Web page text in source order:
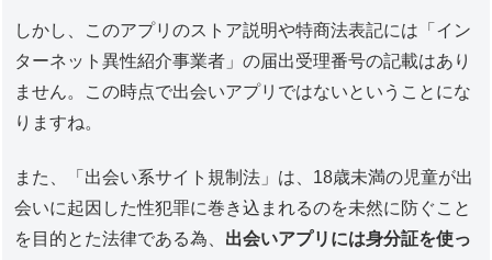
しかし、このアプリのストア説明や特商法表記には「イン
ターネット異性紹介事業者」の届出受理番号の記載はあり
ません。この時点で出会いアプリではないということにな
りますね。
また、「出会い系サイト規制法」は、18歳未満の児童が出
会いに起因した性犯罪に巻き込まれるのを未然に防ぐこと
を目的とた法律である為、 出会いアプリには身分証を使っ